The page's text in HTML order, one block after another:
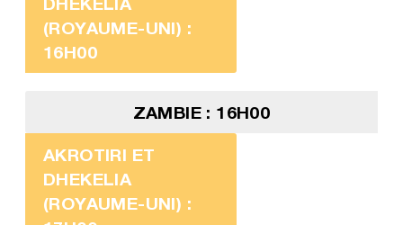
(ROYAUME-UNI) :
16H00
ZAMBIE : 16H00
AKROTIRI ET
DHEKELIA
(ROYAUME-UNI) :